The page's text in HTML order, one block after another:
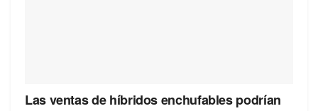
Las ventas de híbridos enchufables podrían